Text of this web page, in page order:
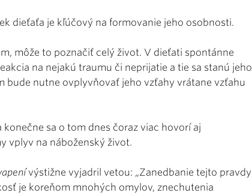
dieťaťa je kľúčový na formovanie jeho osobnosti.
môže to poznačiť celý život. V dieťati spontánne
na nejakú traumu či neprijatie a tie sa stanú jeho
bude nutne ovplyvňovať jeho vzťahy vrátane vzťahu
sa o tom dnes čoraz viac hovorí aj
vplyv na náboženský život.
výstižne vyjadril vetou: „Zanedbanie tejto pravdy
je koreňom mnohých omylov, znechutenia